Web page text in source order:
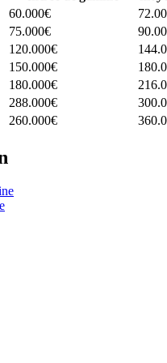
60.000€
75.000€
120.000€
150.000€
180.000€
288.000€
260.000€